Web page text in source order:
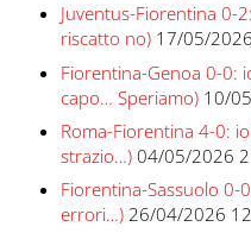
Juventus-Fiorentina 0-
riscatto no) 17/05/
Fiorentina-Genoa 0-0:
capo… Speriamo) 10/
Roma-Fiorentina 4-0:
strazio…) 04/05/2026
Fiorentina-Sassuolo 0-
errori…) 26/04/2026